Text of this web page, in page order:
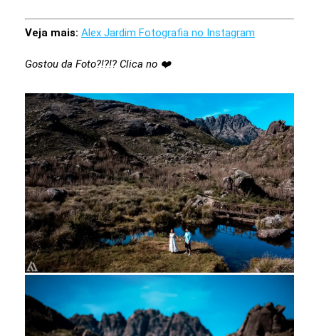
Veja mais: Alex Jardim Fotografia no Instagram
Gostou da Foto?!?!? Clica no ❤️